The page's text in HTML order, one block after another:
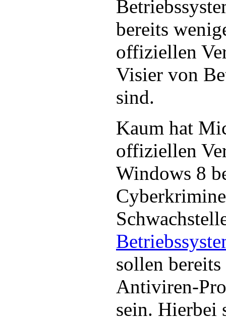
bereits
offiziellen
Visier von
sind.
Kaum hat
offiziellen
Windows 8
sollen bereits
Antiviren-
sein. Hierbei